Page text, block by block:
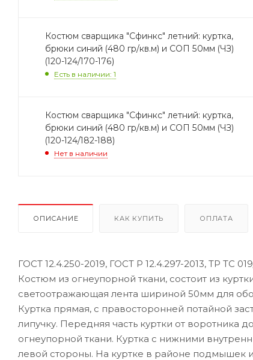
Костюм сварщика "Сфинкс" летний: куртка,
брюки синий (480 гр/кв.м) и СОП 50мм (ЧЗ)
(120-124/170-176)
Есть в наличии: 1
Костюм сварщика "Сфинкс" летний: куртка,
брюки синий (480 гр/кв.м) и СОП 50мм (ЧЗ)
(120-124/182-188)
Нет в наличии
ОПИСАНИЕ КАК КУПИТЬ ОПЛАТА
ГОСТ 12.4.250-2019, ГОСТ Р 12.4.297-2013, ТР ТС
Костюм из огнеупорной ткани, состоит из
светоотражающая лента шириной 50мм для
Куртка прямая, с правосторонней потайной
липучку. Передняя часть куртки от воротника
огнеупорной ткани. Куртка с нижними
левой стороны. На куртке в районе подмышек